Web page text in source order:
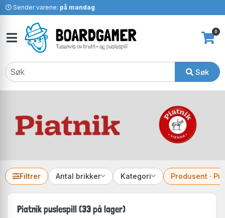
Sender varene: på mandag
Søk
0
Filtrer Antal brikker Kategori Produsent ·
Piatnik puslespill (33 på lager)